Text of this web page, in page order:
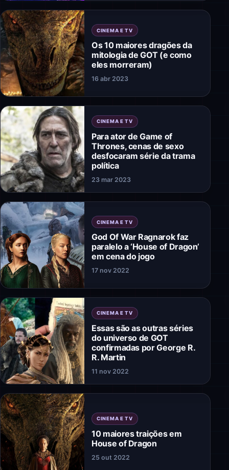
CINEMA E TV
Os 10 maiores dragões da
mitologia de GOT (e como
eles morreram)
16 abr 2023
CINEMA E TV
Para ator de Game of
Thrones, cenas de sexo
desfocaram série da trama
política
23 mar 2023
CINEMA E TV
God Of War Ragnarok faz
paralelo a ‘House of Dragon’
em cena do jogo
17 nov 2022
CINEMA E TV
Essas são as outras séries
do universo de GOT
confirmadas por George R.
R. Martin
11 nov 2022
CINEMA E TV
10 maiores traições em
House of Dragon
25 out 2022